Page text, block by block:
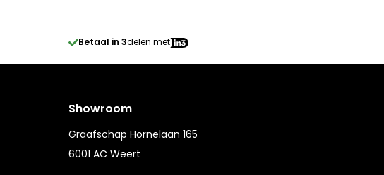
Betaal in 3delen met
Showroom
Graafschap Hornelaan 165
6001 AC Weert